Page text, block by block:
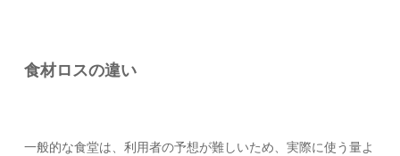
食材ロスの違い
一般的な食堂は、利用者の予想が難しいため、実際に使う量よ